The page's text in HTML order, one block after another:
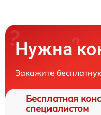
Нужна
Закажите
Бесплатная
специалистом